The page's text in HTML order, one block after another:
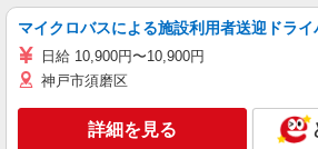
マイクロバスによる施設利用者送迎ドライ
日給 10,900円〜10,900円
神戸市須磨区
詳細を見る